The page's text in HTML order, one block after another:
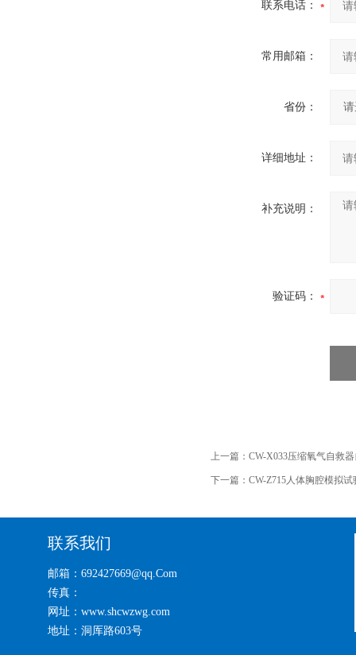
联系电话：
常用邮箱：
省份：
详细地址：
补充说明：
验证码：
上一篇： CW-X033压缩氧气自救
下一篇： CW-Z715人体胸腔模拟试
联系我们
邮箱：692427669@qq.Com
传真：
网址：www.shcwzwg.com
地址：洞厍路603号